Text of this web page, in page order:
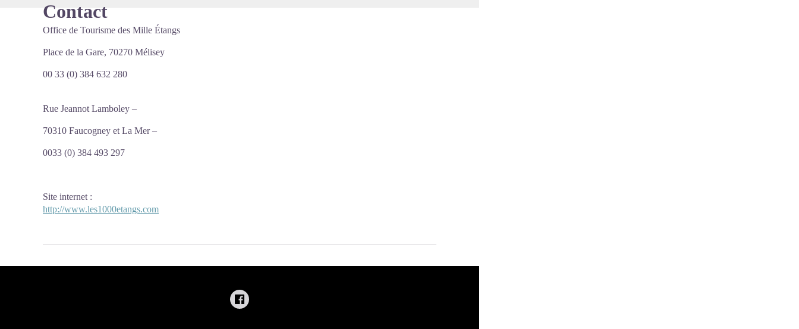
Contact
Office de Tourisme des Mille Étangs
Place de la Gare, 70270 Mélisey
00 33 (0) 384 632 280
Rue Jeannot Lamboley –
70310 Faucogney et La Mer –
0033 (0) 384 493 297
Site internet :
http://www.les1000etangs.com